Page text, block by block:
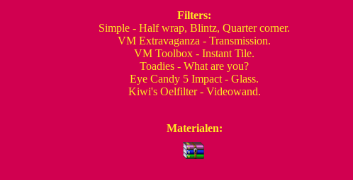
Filters:
Simple - Half wrap, Blintz, Quarter corner.
VM Extravaganza - Transmission.
VM Toolbox - Instant Tile.
Toadies - What are you?
Eye Candy 5 Impact - Glass.
Kiwi's Oelfilter - Videowand.
Materialen: